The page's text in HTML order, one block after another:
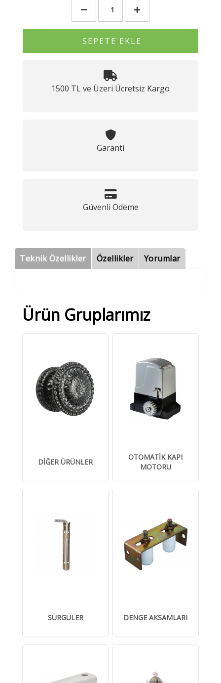
SEPETE EKLE
1500 TL ve Üzeri Ücretsiz Kargo
Garanti
Güvenli Ödeme
Teknik Özellikler Özellikler Yorumlar
Ürün Gruplarımız
DİĞER ÜRÜNLER
OTOMATİK KAPI
MOTORU
SÜRGÜLER DENGE AKSAMLARI